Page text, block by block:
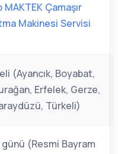
MAKTEK Çamaşır
Makinesi Servisi
(Ayancık, Boyabat,
Erfelek, Gerze,
Türkeli)
günü (Resmi Bayram